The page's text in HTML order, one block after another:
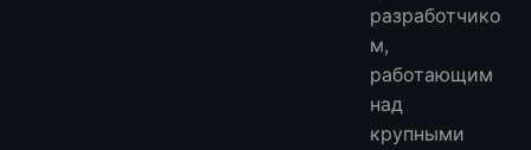
разработчико
м,
работающим
над
крупными